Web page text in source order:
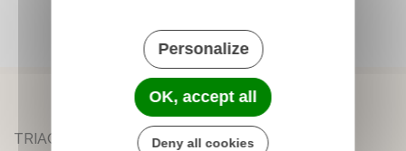
TRIAC-LAUTRAIT
Personalize
OK, accept all
Deny all cookies